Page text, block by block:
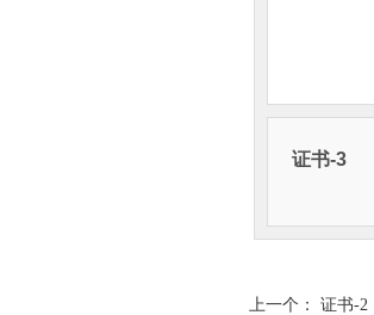
证书-3
上一个： 证书-2